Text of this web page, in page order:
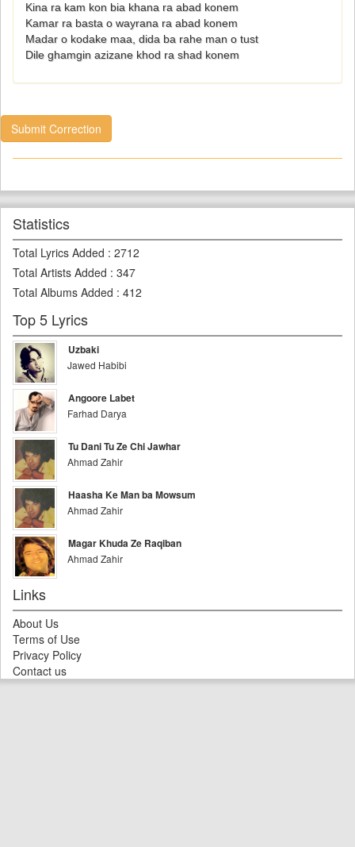
Kina ra kam kon bia khana ra abad konem
Kamar ra basta o wayrana ra abad konem
Madar o kodake maa, dida ba rahe man o tust
Dile ghamgin azizane khod ra shad konem
Submit Correction
Statistics
Total Lyrics Added : 2712
Total Artists Added : 347
Total Albums Added : 412
Top 5 Lyrics
Uzbaki
Jawed Habibi
Angoore Labet
Farhad Darya
Tu Dani Tu Ze Chi Jawhar
Ahmad Zahir
Haasha Ke Man ba Mowsum
Ahmad Zahir
Magar Khuda Ze Raqiban
Ahmad Zahir
Links
About Us
Terms of Use
Privacy Policy
Contact us